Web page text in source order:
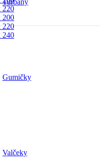
Gumičky
Valčeky
220
200
220
240